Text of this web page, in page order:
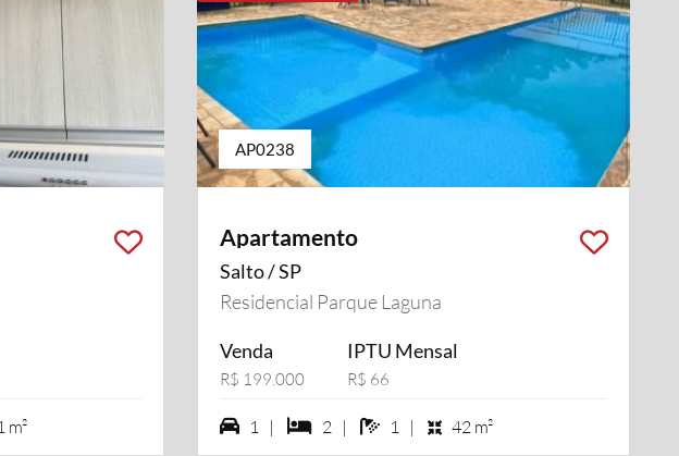
AP0238
Apartamento
Salto / SP
Residencial Parque Laguna
Venda
R$ 199.000
IPTU Mensal
R$ 66
1 vagas na garagem
1 | 2 dormiórios
2 | 1 banheiros
1 | 42 m²